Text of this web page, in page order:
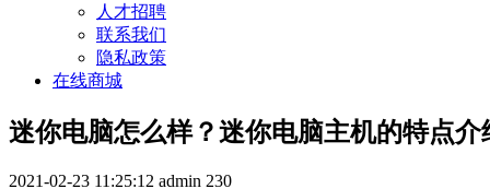
人才招聘
联系我们
隐私政策
在线商城
迷你电脑怎么样？迷你电脑主机的特点介
2021-02-23 11:25:12 admin 230